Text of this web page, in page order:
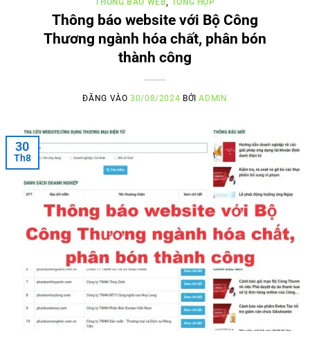
Thông báo website với Bộ Công
Thương ngành hóa chất, phân bón
thành công
ĐĂNG VÀO30/08/2024 BỞIADMIN
30
Th8